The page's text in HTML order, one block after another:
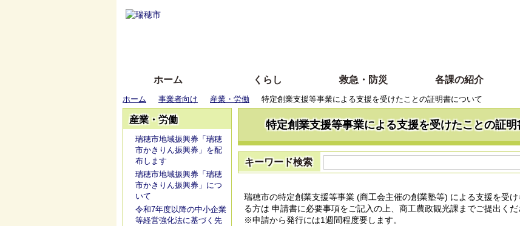
ホーム くらし 救急・防災 各課の紹介
ホーム 事業者向け 産業・労働 特定創業支援等事業による支援を受けたことの証明書について
産業・労働
瑞穂市地域振興券「瑞穂
市かきりん振興券」を配
布します
瑞穂市地域振興券「瑞穂
市かきりん振興券」につ
いて
令和7年度以降の中小企業
等経営強化法に基づく先
特定創業支援等事業による支援を受けたことの証
キーワード検索
瑞穂市の特定創業支援等事業 (商工会主催の創業塾等) による支援を受
る方は 申請書に必要事項をご記入の上、商工農政観光課までご提出くだ
※申請から発行には1週間程度要します。